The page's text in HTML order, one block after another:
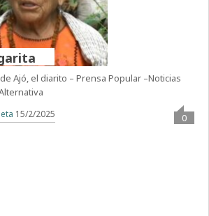
Ajó, el diarito – Prensa Popular –Noticias
15/2/2025 0